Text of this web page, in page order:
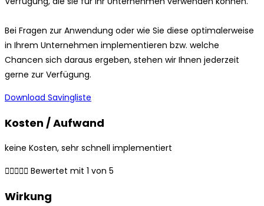
Bei Fragen zur Anwendung oder wie Sie diese optimalerweise
in Ihrem Unternehmen implementieren bzw. welche
Chancen sich daraus ergeben, stehen wir Ihnen jederzeit
gerne zur Verfügung.
Download Savingliste
Kosten / Aufwand
keine Kosten, sehr schnell implementiert
 Bewertet mit 1 von 5
Wirkung